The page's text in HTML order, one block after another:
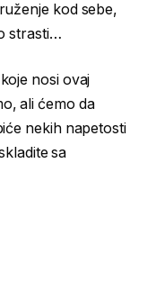
kod sebe,
strasti…
nosi ovaj
ali ćemo da
nekih napetosti
sa